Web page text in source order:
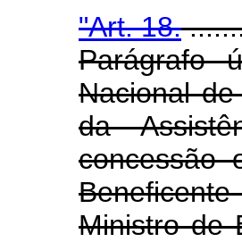
"Art. 18.
Parágrafo
Nacional
da
concessão
Ministro de